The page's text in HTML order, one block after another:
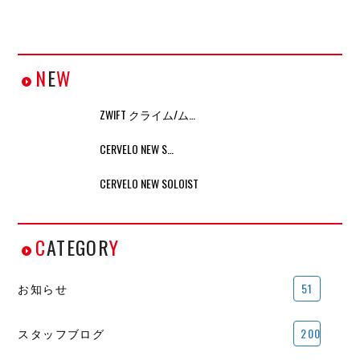
NEW
ZWIFT クライム/ム…
CERVELO NEW S…
CERVELO NEW SOLOIST
CATEGORY
お知らせ 51
スタッフブログ 200